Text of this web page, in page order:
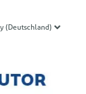
(Deutschland)